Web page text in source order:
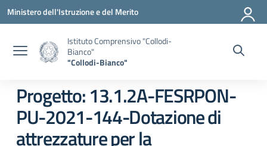
Vai ai contenuti
Vai al menu di navigazione
Vai al footer
Ministero dell'Istruzione e del Merito
Istituto Comprensivo "Collodi-
Bianco"
"Collodi-Bianco"
Progetto: 13.1.2A-FESRPON-
PU-2021-144-Dotazione di
attrezzature per la